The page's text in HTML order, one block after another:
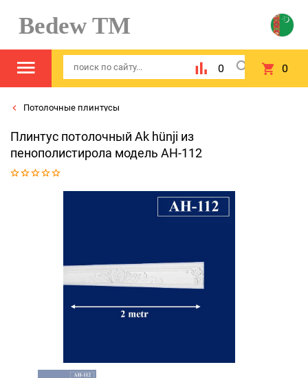
Bedew TM
0 0
Потолочные плинтусы
Плинтус потолочный Ak hünji из
пенополистирола модель AH-112